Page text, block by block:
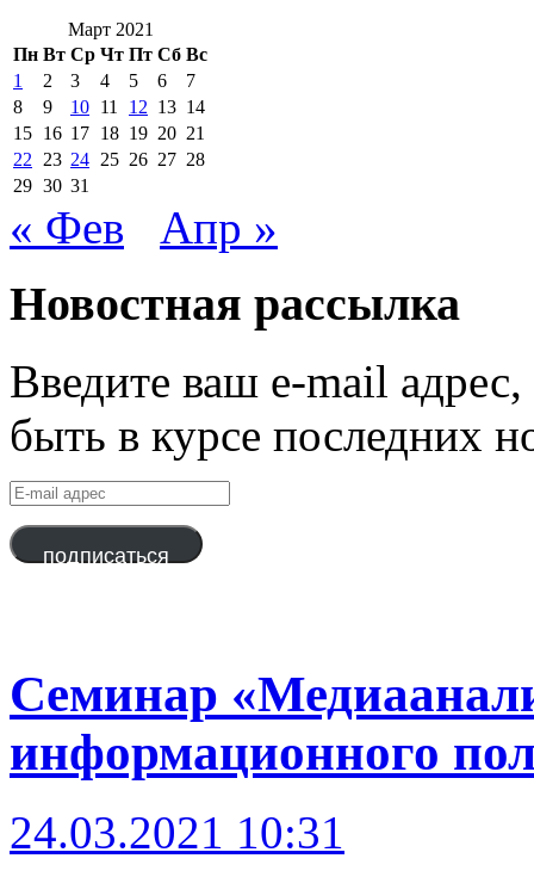
Март 2021
Пн Вт Ср Чт Пт Сб Вс
1
2 3 4 5 6
7
8
9 10 11 12 13 14
15 16 17 18 19 20 21
22
23 24 25 26 27 28
29 30 31
« Фев Апр »
Новостная рассылка
Введите ваш e-mail
быть в курсе последних
E-
mail
адрес
подписаться
Cеминар
информационного
24.03.2021 10:31